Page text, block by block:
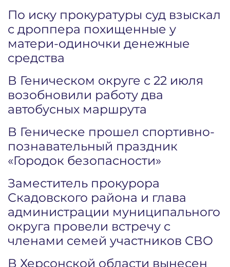
По иску прокуратуры суд взыскал
с дроппера похищенные у
матери-одиночки денежные
средства
В Геническом округе с 22 июля
возобновили работу два
автобусных маршрута
В Геническе прошел спортивно-
познавательный праздник
«Городок безопасности»
Заместитель прокурора
Скадовского района и глава
администрации муниципального
округа провели встречу с
членами семей участников СВО
В Херсонской области вынесен